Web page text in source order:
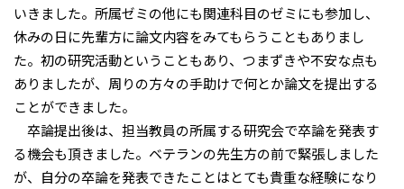
いきました。所属ゼミの他にも関連科目のゼミにも参加し、
休みの日に先輩方に論文内容をみてもらうこともありまし
た。初の研究活動ということもあり、つまずきや不安な点も
ありましたが、周りの方々の手助けで何とか論文を提出する
ことができました。
卒論提出後は、担当教員の所属する研究会で卒論を発表す
る機会も頂きました。ベテランの先生方の前で緊張しました
が、自分の卒論を発表できたことはとても貴重な経験になり